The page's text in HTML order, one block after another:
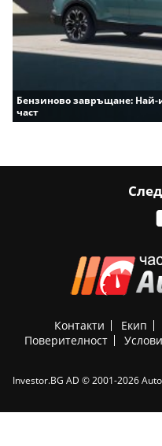
Бензиново завръщане: Най-
част
Контакти Екип
Поверителност
Investor.BG AD © 2001-2026